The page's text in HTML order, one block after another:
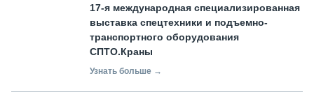
17-я международная специализированная
выставка спецтехники и подъемно-
транспортного оборудования
СПТО.Краны
Узнать больше →